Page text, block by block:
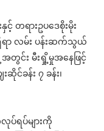
တရားဥပဒေစိုးမိုး
ရာ လမ်း ပန်းဆက်သွယ်
င်း မီးရှို့မှုအနေဖြင့်
င်ခန်း ၇ ခန်း၊
ပ်ရပ်များကို